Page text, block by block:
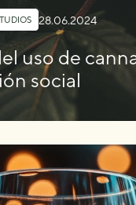
28.06.2024
uso de
social